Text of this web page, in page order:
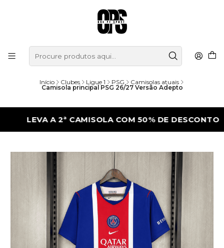
Início Clubes Ligue 1 PSG Camisolas atuais
Camisola principal PSG 26/27 Versão Adepto
A 2ª CAMISOLA COM 50% DE DESCONTO